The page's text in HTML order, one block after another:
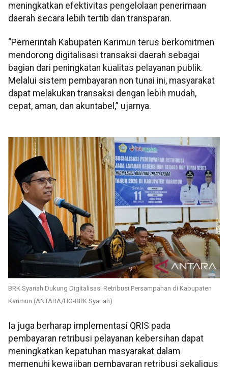
meningkatkan efektivitas pengelolaan penerimaan
daerah secara lebih tertib dan transparan.
“Pemerintah Kabupaten Karimun terus berkomitmen
mendorong digitalisasi transaksi daerah sebagai
bagian dari peningkatan kualitas pelayanan publik.
Melalui sistem pembayaran non tunai ini, masyarakat
dapat melakukan transaksi dengan lebih mudah,
cepat, aman, dan akuntabel,” ujarnya.
BRK Syariah Dukung Digitalisasi Retribusi Persampahan di Kabupaten
Karimun (ANTARA/HO-BRK Syariah)
Ia juga berharap implementasi QRIS pada
pembayaran retribusi pelayanan kebersihan dapat
meningkatkan kepatuhan masyarakat dalam
memenuhi kewajiban pembayaran retribusi sekaligus